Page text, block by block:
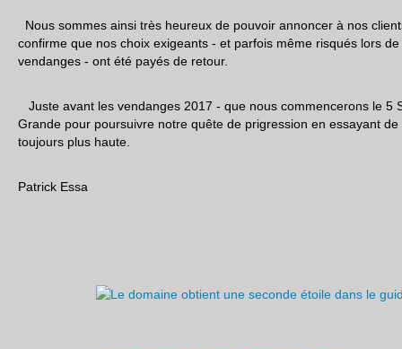
Nous sommes ainsi très heureux de pouvoir annoncer à nos
confirme que nos choix exigeants - et parfois même risqués lors
vendanges - ont été payés de retour.
Juste avant les vendanges 2017 - que nous commencerons le 5
Grande pour poursuivre notre quête de prigression en essayant
toujours plus haute.
Patrick Essa